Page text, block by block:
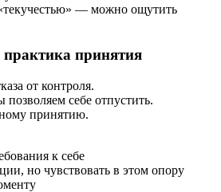
«текучестью» — можно ощутить
практика принятия
от контроля.
себе отпустить.
принятию.
к себе
но чувствовать в этом опору